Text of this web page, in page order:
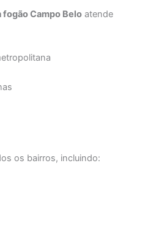
Campo Belo atende
os bairros, incluindo: